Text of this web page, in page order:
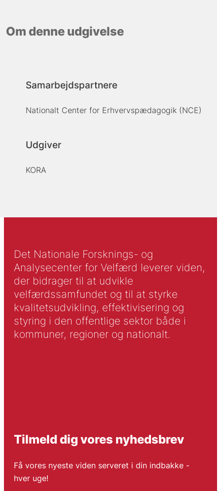
Om denne udgivelse
Samarbejdspartnere
Nationalt Center for Erhvervspædagogik (NCE)
Udgiver
KORA
Det Nationale Forsknings- og
Analysecenter for Velfærd leverer viden,
der bidrager til at udvikle
velfærdssamfundet og til at styrke
kvalitetsudvikling, effektivisering og
styring i den offentlige sektor både i
kommuner, regioner og nationalt.
Tilmeld dig vores nyhedsbrev
Få vores nyeste viden serveret i din indbakke -
hver uge!